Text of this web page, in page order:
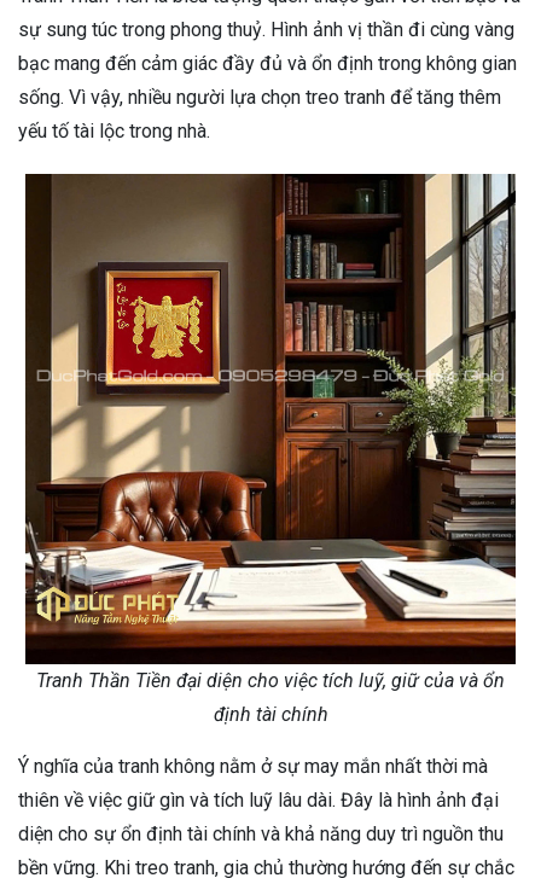
sự sung túc trong phong thuỷ. Hình ảnh vị thần đi cùng vàng
bạc mang đến cảm giác đầy đủ và ổn định trong không gian
sống. Vì vậy, nhiều người lựa chọn treo tranh để tăng thêm
yếu tố tài lộc trong nhà.
Tranh Thần Tiền đại diện cho việc tích luỹ, giữ của và ổn
định tài chính
Ý nghĩa của tranh không nằm ở sự may mắn nhất thời mà
thiên về việc giữ gìn và tích luỹ lâu dài. Đây là hình ảnh đại
diện cho sự ổn định tài chính và khả năng duy trì nguồn thu
bền vững. Khi treo tranh, gia chủ thường hướng đến sự chắc